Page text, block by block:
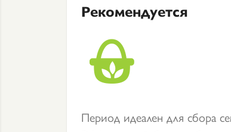
Рекомендуется
Период идеален для сбора